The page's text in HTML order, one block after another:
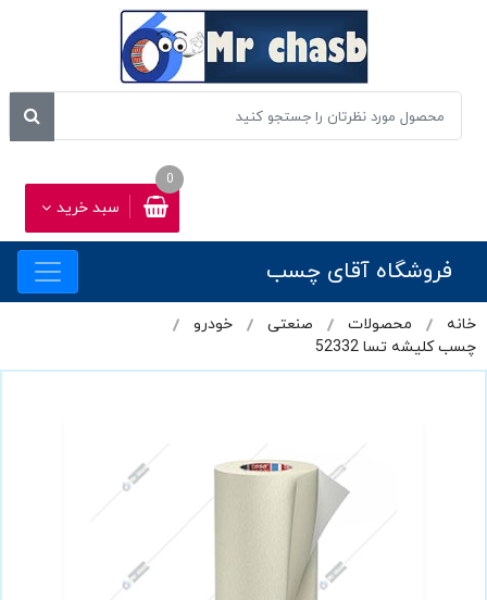
سبد خرید
0
فروشگاه آقای چسب
خانه محصولات صنعتی
خودرو
چسب کلیشه تسا 52332